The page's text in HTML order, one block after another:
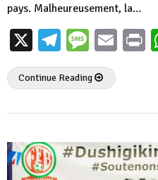
pays. Malheureusement, la…
X Telegram
Continue Reading